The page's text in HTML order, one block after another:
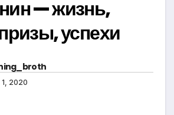
— жизнь,
успехи
2020